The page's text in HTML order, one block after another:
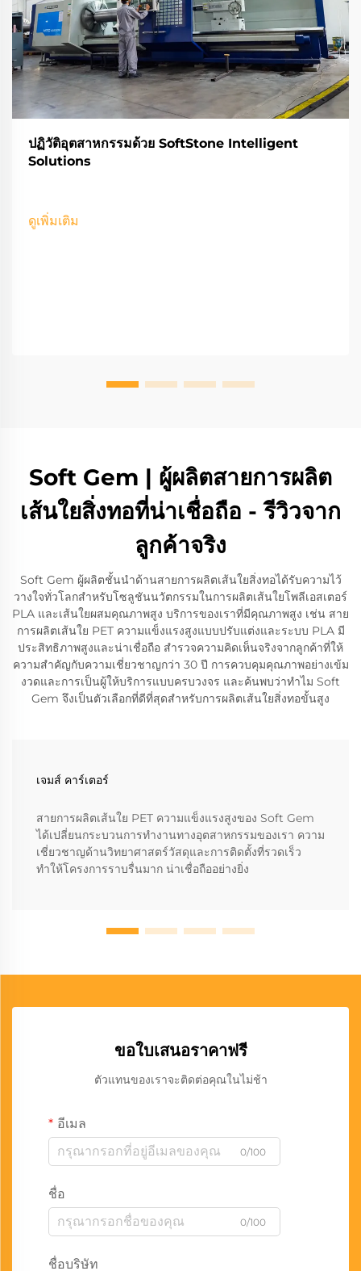
ปฏิวัติอุตสาหกรรมด้วย SoftStone Intelligent
Solutions
ดูเพิ่มเติม
Soft Gem | ผู้ผลิตสายการผลิต
เส้นใยสิ่งทอที่น่าเชื่อถือ - รีวิวจาก
ลูกค้าจริง
Soft Gem ผู้ผลิตชั้นนำด้านสายการผลิตเส้นใยสิ่งทอได้รับความไว้
วางใจทั่วโลกสำหรับโซลูชันนวัตกรรมในการผลิตเส้นใยโพลีเอสเตอร์
PLA และเส้นใยผสมคุณภาพสูง บริการของเราที่มีคุณภาพสูง เช่น สาย
การผลิตเส้นใย PET ความแข็งแรงสูงแบบปรับแต่งและระบบ PLA มี
ประสิทธิภาพสูงและน่าเชื่อถือ สำรวจความคิดเห็นจริงจากลูกค้าที่ให้
ความสำคัญกับความเชี่ยวชาญกว่า 30 ปี การควบคุมคุณภาพอย่างเข้ม
งวดและการเป็นผู้ให้บริการแบบครบวงจร และค้นพบว่าทำไม Soft
Gem จึงเป็นตัวเลือกที่ดีที่สุดสำหรับการผลิตเส้นใยสิ่งทอขั้นสูง
เจมส์ คาร์เตอร์
สายการผลิตเส้นใย PET ความแข็งแรงสูงของ Soft Gem
ได้เปลี่ยนกระบวนการทำงานทางอุตสาหกรรมของเรา ความ
เชี่ยวชาญด้านวิทยาศาสตร์วัสดุและการติดตั้งที่รวดเร็ว
ทำให้โครงการราบรื่นมาก น่าเชื่อถืออย่างยิ่ง
ขอใบเสนอราคาฟรี
ตัวแทนของเราจะติดต่อคุณในไม่ช้า
อีเมล
0/100
ชื่อ
0/100
ชื่อบริษัท